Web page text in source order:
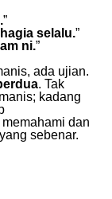
”
selalu.”
ni.”
ada ujian.
. Tak
kadang
dan
sebenar.